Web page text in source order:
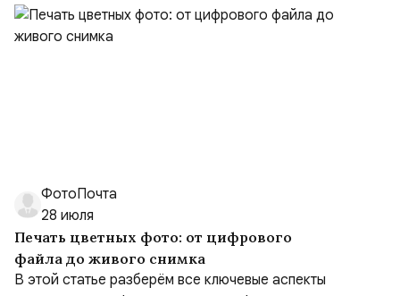
ФотоПочта
28 июля
Печать цветных фото: от цифрового
файла до живого снимка
В этой статье разберём все ключевые аспекты